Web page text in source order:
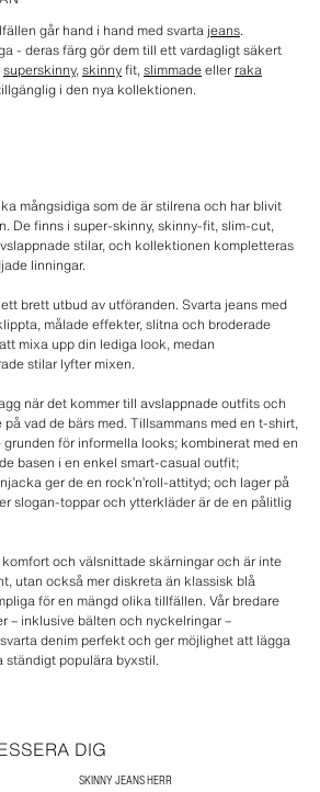
går hand i hand med svarta jeans.
- deras färg gör dem till ett vardagligt säkert
superskinny,skinnyfit,slimmadeeller raka
i den nya kollektionen.
mångsidiga som de är stilrena och har blivit
De finns i super-skinny, skinny-fit, slim-cut,
stilar, och kollektionen kompletteras
linningar.
brett utbud av utföranden. Svarta jeans med
målade effekter, slitna och broderade
mixa upp din lediga look, medan
stilar lyfter mixen.
när det kommer till avslappnade outfits och
vad de bärs med. Tillsammans med en t-shirt,
för informella looks; kombinerat med en
basen i en enkel smart-casual outfit;
ger de en rock’n’roll-attityd; och lager på
slogan-toppar och ytterkläder är de en pålitlig
och välsnittade skärningar och är inte
utan också mer diskreta än klassisk blå
för en mängd olika tillfällen. Vår bredare
– inklusive bälten och nyckelringar –
denim perfekt och ger möjlighet att lägga
ständigt populära byxstil.
DIG
SKINNY JEANS HERR